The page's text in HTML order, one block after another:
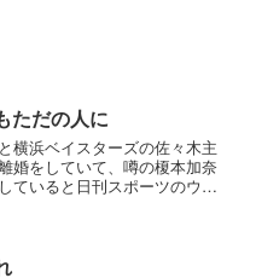
ただの人に
横浜ベイスターズの佐々木主
婚をしていて、噂の榎本加奈
ていると日刊スポーツのウェ
ら精細を欠...